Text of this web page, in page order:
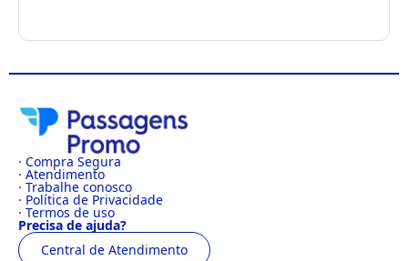
· Compra Segura
· Atendimento
· Trabalhe conosco
· Política de Privacidade
· Termos de uso
Precisa de ajuda?
Central de Atendimento